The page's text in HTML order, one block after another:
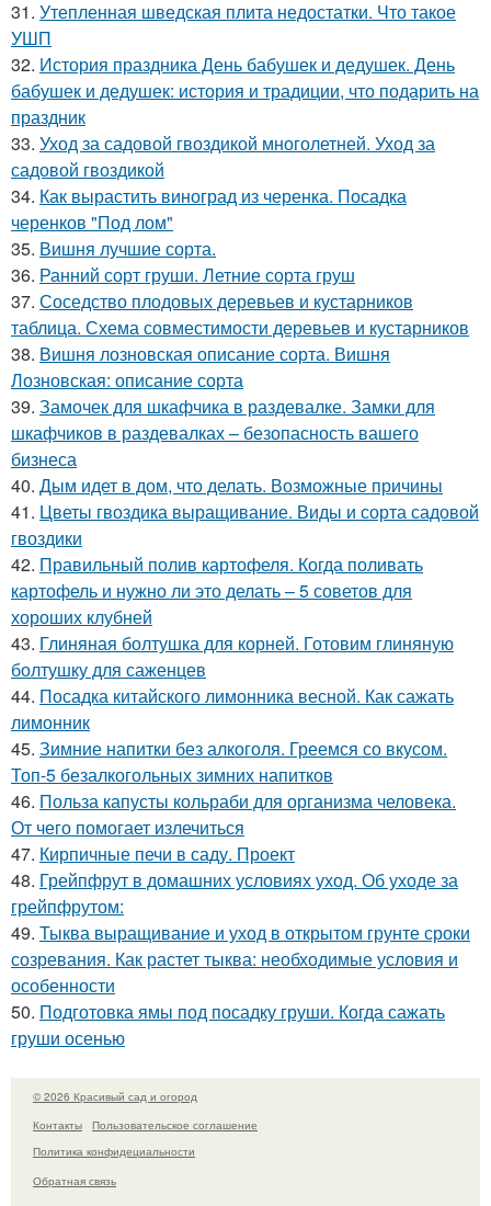
31. Утепленная шведская плита недостатки. Что такое
УШП
32. История праздника День бабушек и дедушек. День
бабушек и дедушек: история и традиции, что подарить на
праздник
33. Уход за садовой гвоздикой многолетней. Уход за
садовой гвоздикой
34. Как вырастить виноград из черенка. Посадка
черенков "Под лом"
35. Вишня лучшие сорта.
36. Ранний сорт груши. Летние сорта груш
37. Соседство плодовых деревьев и кустарников
таблица. Схема совместимости деревьев и кустарников
38. Вишня лозновская описание сорта. Вишня
Лозновская: описание сорта
39. Замочек для шкафчика в раздевалке. Замки для
шкафчиков в раздевалках – безопасность вашего
бизнеса
40. Дым идет в дом, что делать. Возможные причины
41. Цветы гвоздика выращивание. Виды и сорта садовой
гвоздики
42. Правильный полив картофеля. Когда поливать
картофель и нужно ли это делать – 5 советов для
хороших клубней
43. Глиняная болтушка для корней. Готовим глиняную
болтушку для саженцев
44. Посадка китайского лимонника весной. Как сажать
лимонник
45. Зимние напитки без алкоголя. Греемся со вкусом.
Топ-5 безалкогольных зимних напитков
46. Польза капусты кольраби для организма человека.
От чего помогает излечиться
47. Кирпичные печи в саду. Проект
48. Грейпфрут в домашних условиях уход. Об уходе за
грейпфрутом:
49. Тыква выращивание и уход в открытом грунте сроки
созревания. Как растет тыква: необходимые условия и
особенности
50. Подготовка ямы под посадку груши. Когда сажать
груши осенью
© 2026 Красивый сад и огород
Контакты
Пользовательское соглашение
Политика конфидециальности
Обратная связь